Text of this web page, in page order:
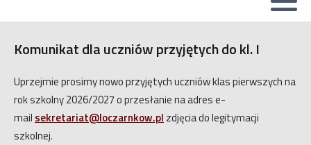
Komunikat dla uczniów przyjętych do kl. I
Uprzejmie prosimy nowo przyjętych uczniów klas pierwszych na
rok szkolny 2026/2027 o przesłanie na adres e-
mail sekretariat@loczarnkow.pl zdjęcia do legitymacji
szkolnej.